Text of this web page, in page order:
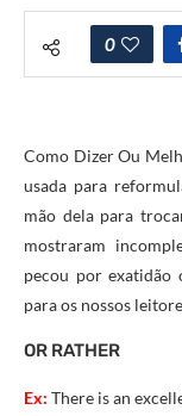
0
Como Dizer Ou
usada para
mão dela para
mostraram
pecou por exatidão
para os nossos
OR RATHER
Ex: There is an